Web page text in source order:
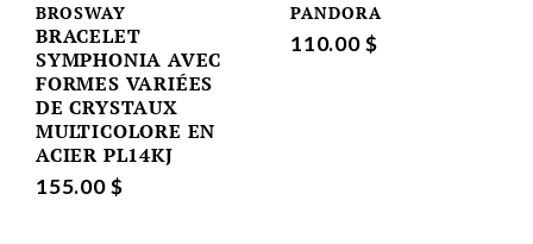
BROSWAY
BRACELET
SYMPHONIA AVEC
FORMES VARIÉES
DE CRYSTAUX
MULTICOLORE EN
ACIER PL14KJ
155.00 $
PANDORA
110.00 $